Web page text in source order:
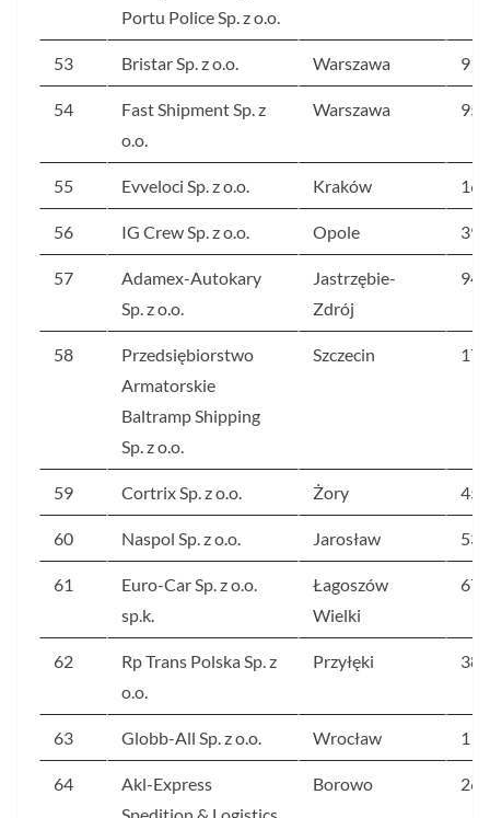
Portu Police Sp. z o.o.
53 Bristar Sp. z o.o. Warszawa 913
54
Fast Shipment Sp. z
o.o.
Warszawa 957
55 Evveloci Sp. z o.o. Kraków 162
56 IG Crew Sp. z o.o. Opole 396
57
Adamex-Autokary
Sp. z o.o.
Jastrzębie-
Zdrój
949
58
Przedsiębiorstwo
Armatorskie
Baltramp Shipping
Sp. z o.o.
Szczecin 170
59 Cortrix Sp. z o.o. Żory 455
60 Naspol Sp. z o.o. Jarosław 536
61
Euro-Car Sp. z o.o.
sp.k.
Łagoszów
Wielki
677
62
Rp Trans Polska Sp. z
o.o.
Przyłęki 388
63 Globb-All Sp. z o.o. Wrocław 1
64
Akl-Express
Spedition & Logistics
Borowo 269